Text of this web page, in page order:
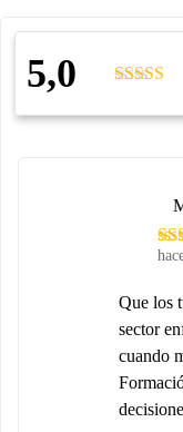
5,0
Que los
sector
cuando